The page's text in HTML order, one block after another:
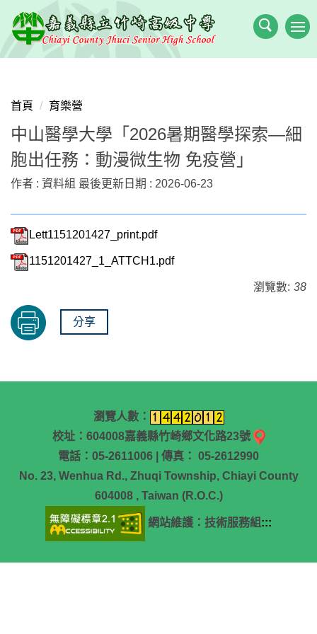
到
主
要
區
首頁 育樂營
中山醫學大學「2026暑期醫學探索—細
胞出任務：動漫微生物 免疫營」
作者 : 資料組 最後更新日期 : 2026-06-23
Lett1151201427_print.pdf
1151201427_1_ATTCH1.pdf
瀏覽數: 38
分享
瀏覽人數：
校址：604008嘉義縣竹崎鄉文化路23號
電話：05-2611006 | 傳真： 05-2612990
No. 23, Wenhua Rd., Zhuqi Township, Chiayi County
604008 , Taiwan (R.O.C.)
網站維護：技術服務組 :::